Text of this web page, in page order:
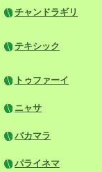
チャンドラギリ
テキシック
トゥファーイ
ニャサ
パカマラ
パライネマ